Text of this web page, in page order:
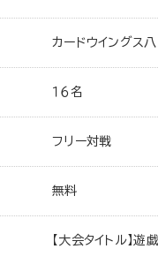
カードウイングス
１６名
フリー対戦
無料
【大会タイトル】